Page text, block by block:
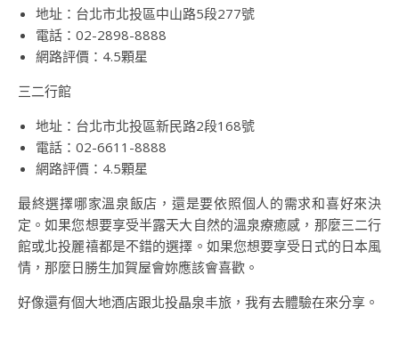
地址：台北市北投區中山路5段277號
電話：02-2898-8888
網路評價：4.5顆星
三二行館
地址：台北市北投區新民路2段168號
電話：02-6611-8888
網路評價：4.5顆星
最終選擇哪家溫泉飯店，還是要依照個人的需求和喜好來決
定。如果您想要享受半露天大自然的溫泉療癒感，那麼三二行
館或北投麗禧都是不錯的選擇。如果您想要享受日式的日本風
情，那麼日勝生加賀屋會妳應該會喜歡。
好像還有個大地酒店跟北投晶泉丰旅，我有去體驗在來分享。